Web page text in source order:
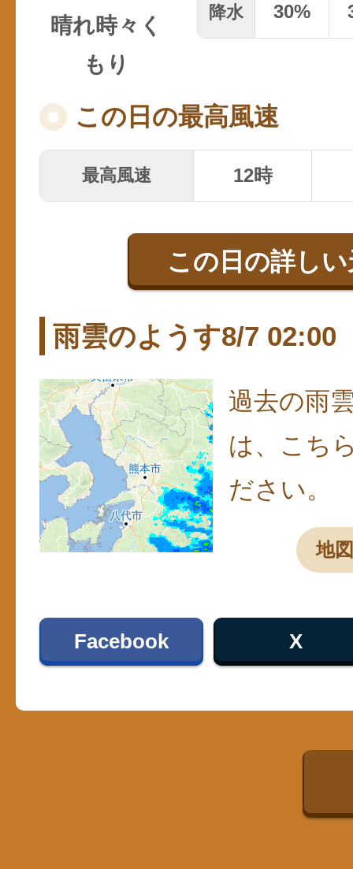
晴れ時々く
もり
降水 30%
この日の最高風速
最高風速 12時
この日の詳し
雨雲のようす8/7 02:00
過去の雨
は、こち
ださい。
地
Facebook X